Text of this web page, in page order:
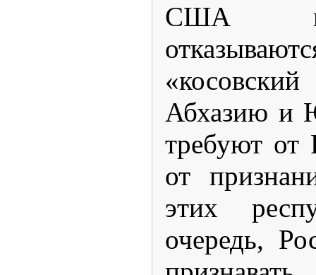
США и
Абхазию и
требуют от
от
этих
очередь,